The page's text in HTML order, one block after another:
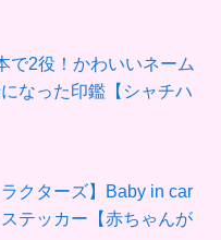
で2役！かわいいネーム
なった印鑑【シャチハ
ラクターズ】Baby in car
テッカー【赤ちゃんが